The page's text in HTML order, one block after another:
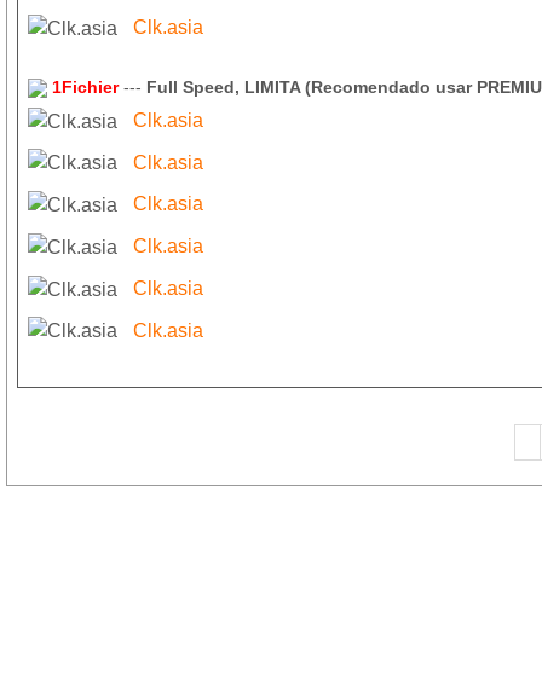
Clk.asia
1Fichier--- Full Speed, LIMITA (Recomendado usar
Clk.asia
Clk.asia
Clk.asia
Clk.asia
Clk.asia
Clk.asia